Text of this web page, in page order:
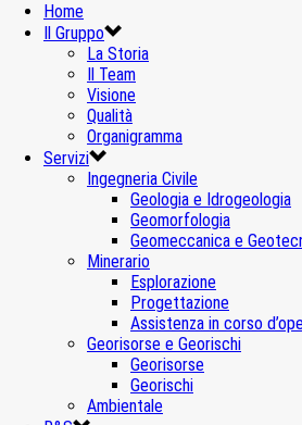
Home
Il Gruppo
La Storia
Il Team
Visione
Qualità
Organigramma
Servizi
Ingegneria Civile
Geologia e Idrogeologia
Geomorfologia
Geomeccanica e
Minerario
Esplorazione
Progettazione
Assistenza in corso
Georisorse e Georischi
Georisorse
Georischi
Ambientale
Infrastrutture di trasporto
Galleria S. Lucia – Bormio
Infrastrutture di trasporto ,Ingegneria
BBT – Tunnel di Aica
Infrastrutture di trasporto,